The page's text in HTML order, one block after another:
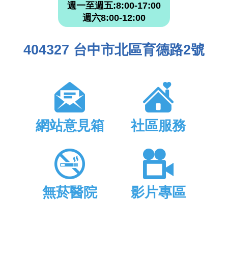
週一至週五:8:00-17:00
週六8:00-12:00
404327 台中市北區育德路2號
網站意見箱 社區服務
無菸醫院 影片專區